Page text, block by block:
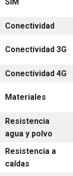
Conectividad
Conectividad 3G
Conectividad 4G
Materiales
Resistencia
agua y polvo
Resistencia a
caídas